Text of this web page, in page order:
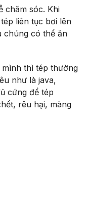
chăm sóc. Khi
liên tục bơi lên
chúng có thể ăn
mình thì tép thường
như là java,
cứng để tép
rêu hại, màng